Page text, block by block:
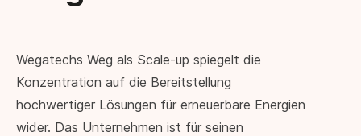
Wegatechs Weg als Scale-up spiegelt die
Konzentration auf die Bereitstellung
hochwertiger Lösungen für erneuerbare Energien
wider. Das Unternehmen ist für seinen